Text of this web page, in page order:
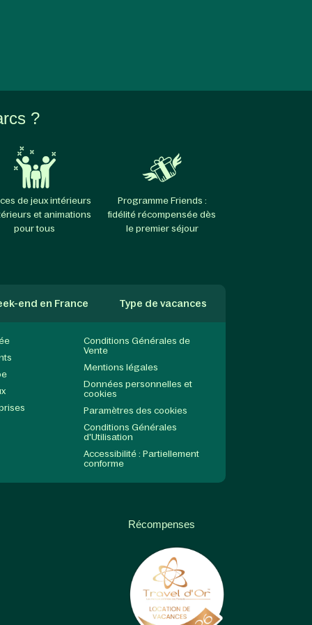
?
de jeux intérieurs
et animations
pour tous
Programme Friends :
fidélité récompensée dès
le premier séjour
end en France Type de vacances
Conditions Générales de
Vente
Mentions légales
Données personnelles et
cookies
Paramètres des cookies
Conditions Générales
d'Utilisation
Accessibilité : Partiellement
conforme
Récompenses